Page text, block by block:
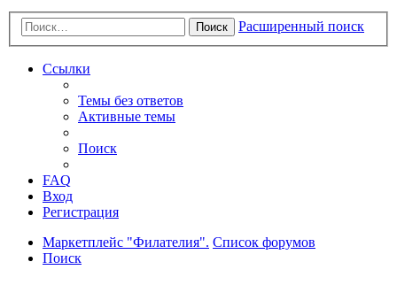
Поиск Расширенный поиск
Ссылки
Темы без ответов
Активные темы
Поиск
FAQ
Вход
Регистрация
Маркетплейс "Филателия". Список форумов
Поиск